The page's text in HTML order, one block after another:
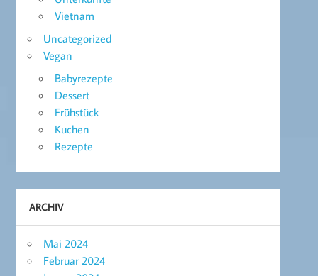
Vietnam
Uncategorized
Vegan
Babyrezepte
Dessert
Frühstück
Kuchen
Rezepte
ARCHIV
Mai 2024
Februar 2024